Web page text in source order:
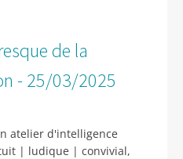
de la
- 25/03/2025
atelier d'intelligence
| ludique | convivial,